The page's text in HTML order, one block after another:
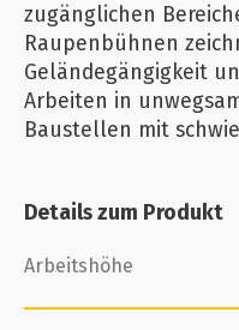
zugänglichen
Raupenbühnen
Geländegängigkeit
Arbeiten in
Baustellen mit
Details zum Produkt
Arbeitshöhe